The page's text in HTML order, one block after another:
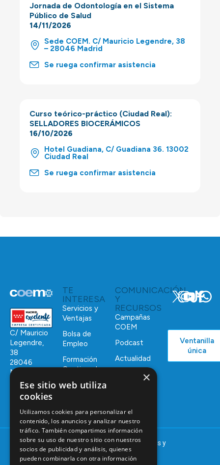
Jornada de Odontología en el Sistema
Público de Salud
14/11/2026
Sede COEM. C/ Mauricio Legendre, 38
– 28046 Madrid
Se ruega confirmar asistencia
Curso teórico-práctico (Ciudad Real):
SELLADORES BIOCERÁMICOS
16/10/2026
Hotel Guadiana, C/ Guadiana 36. 13002
Ciudad Real
Se ruega confirmar asistencia
C/ Mauricio
Legendre,
38
28046
Madrid
91 561 29 05
TE
INTERESA
Servicios y
Ventajas
Bolsa de
Empleo
Formación
Continuada
Tablón de
COMUNICACIÓN
Y
RECURSOS
Campañas
COEM
Podcast
Actualidad
Ventanilla
única
© 2025 – COEM – Colegio Oficial de Odontólogos y
Estomatólogos de la I región
×
Ese sitio web utiliza
cookies
Utilizamos cookies para personalizar el
contenido, los anuncios y analizar nuestro
tráfico. También compartimos información
sobre su uso de nuestro sitio con nuestros
socios de publicidad y análisis, quienes
pueden combinarla con otra información